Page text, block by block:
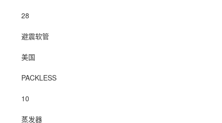
28
避震软管
美国
PACKLESS
10
蒸发器